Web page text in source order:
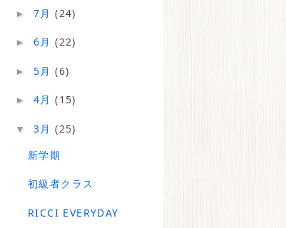
► 7月(24)
► 6月(22)
► 5月(6)
► 4月(15)
▼ 3月(25)
新学期
初級者クラス
RICCI EVERYDAY